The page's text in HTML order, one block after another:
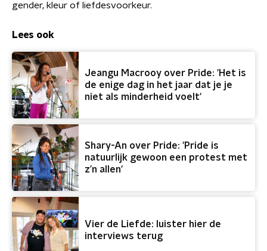
gender, kleur of liefdesvoorkeur.
Lees ook
Jeangu Macrooy over Pride: 'Het is
de enige dag in het jaar dat je je
niet als minderheid voelt'
Shary-An over Pride: 'Pride is
natuurlijk gewoon een protest met
z’n allen'
Vier de Liefde: luister hier de
interviews terug